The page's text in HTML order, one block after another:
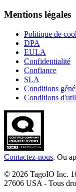
Mentions légales
Politique de
DPA
EULA
Confidentialité
Confiance
SLA
Conditions
Conditions
Contactez-nous. Ou
© 2026 TagoIO Inc.
27606 USA - Tous